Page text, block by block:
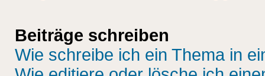
Beiträge schreiben
Wie schreibe ich ein Thema in